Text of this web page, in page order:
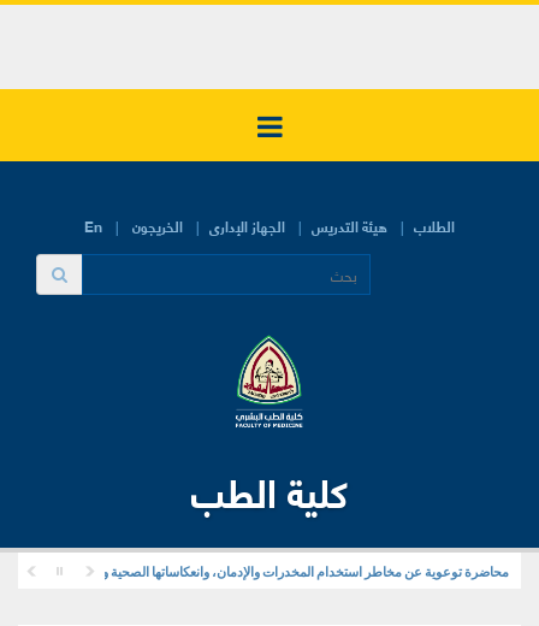
En الطلاب هيئة التدريس الجهاز الإدارى الخريجون
كلية الطب
محاضرة توعوية عن مخاطر استخدام المخدرات والإدمان، وانعكاساتها الصحية والنفسية والاجتماعية